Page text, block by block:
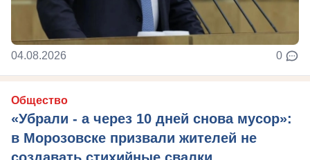
04.08.2026 0
Общество
«Убрали - а через 10 дней снова мусор»:
в Морозовске призвали жителей не